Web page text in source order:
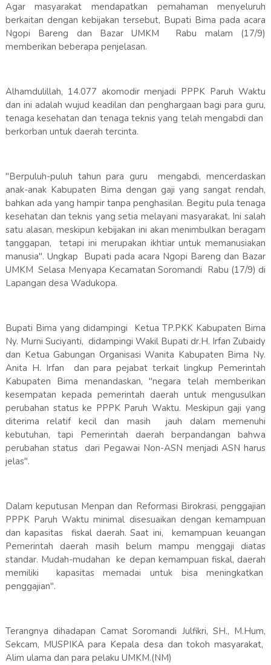
Agar masyarakat mendapatkan pemahaman menyeluruh
berkaitan dengan kebijakan tersebut, Bupati Bima pada acara
Ngopi Bareng dan Bazar UMKM Rabu malam (17/9)
memberikan beberapa penjelasan.
Alhamdulillah, 14.077 akomodir menjadi PPPK Paruh Waktu
dan ini adalah wujud keadilan dan penghargaan bagi para guru,
tenaga kesehatan dan tenaga teknis yang telah mengabdi dan
berkorban untuk daerah tercinta.
"Berpuluh-puluh tahun para guru mengabdi, mencerdaskan
anak-anak Kabupaten Bima dengan gaji yang sangat rendah,
bahkan ada yang hampir tanpa penghasilan. Begitu pula tenaga
kesehatan dan teknis yang setia melayani masyarakat. Ini salah
satu alasan, meskipun kebijakan ini akan menimbulkan beragam
tanggapan, tetapi ini merupakan ikhtiar untuk memanusiakan
manusia". Ungkap Bupati pada acara Ngopi Bareng dan Bazar
UMKM Selasa Menyapa Kecamatan Soromandi Rabu (17/9) di
Lapangan desa Wadukopa.
Bupati Bima yang didampingi Ketua TP.PKK Kabupaten Bima
Ny. Murni Suciyanti, didampingi Wakil Bupati dr.H. Irfan Zubaidy
dan Ketua Gabungan Organisasi Wanita Kabupaten Bima Ny.
Anita H. Irfan dan para pejabat terkait lingkup Pemerintah
Kabupaten Bima menandaskan, "negara telah memberikan
kesempatan kepada pemerintah daerah untuk mengusulkan
perubahan status ke PPPK Paruh Waktu. Meskipun gaji yang
diterima relatif kecil dan masih jauh dalam memenuhi
kebutuhan, tapi Pemerintah daerah berpandangan bahwa
perubahan status dari Pegawai Non-ASN menjadi ASN harus
jelas".
Dalam keputusan Menpan dan Reformasi Birokrasi, penggajian
PPPK Paruh Waktu minimal disesuaikan dengan kemampuan
dan kapasitas fiskal daerah. Saat ini, kemampuan keuangan
Pemerintah daerah masih belum mampu menggaji diatas
standar. Mudah-mudahan ke depan kemampuan fiskal, daerah
memiliki kapasitas memadai untuk bisa meningkatkan
penggajian".
Terangnya dihadapan Camat Soromandi Julfikri, SH., M.Hum,
Sekcam, MUSPIKA para Kepala desa dan tokoh masyarakat,
Alim ulama dan para pelaku UMKM.(NM)